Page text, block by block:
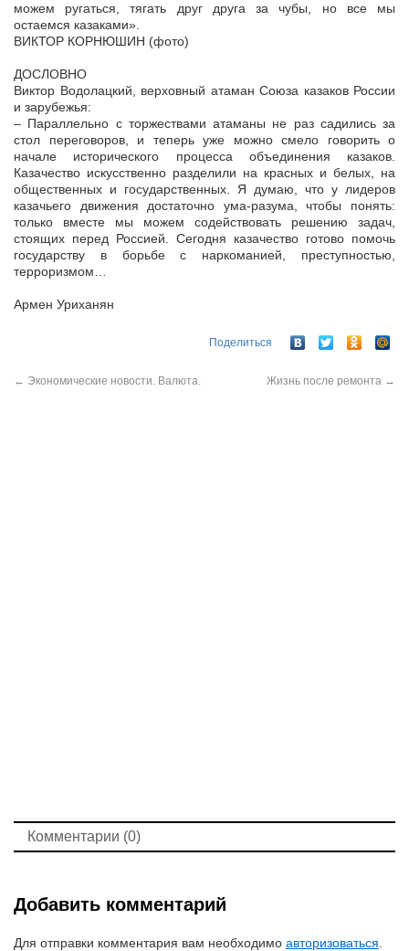
можем ругаться, тягать друг друга за чубы, но все мы
остаемся казаками».
ВИКТОР КОРНЮШИН (фото)
ДОСЛОВНО
Виктор Водолацкий, верховный атаман Союза казаков России
и зарубежья:
– Параллельно с торжествами атаманы не раз садились за
стол переговоров, и теперь уже можно смело говорить о
начале исторического процесса объединения казаков.
Казачество искусственно разделили на красных и белых, на
общественных и государственных. Я думаю, что у лидеров
казачьего движения достаточно ума-разума, чтобы понять:
только вместе мы можем содействовать решению задач,
стоящих перед Россией. Сегодня казачество готово помочь
государству в борьбе с наркоманией, преступностью,
терроризмом…
Армен Уриханян
Поделиться
← Экономические новости. Валюта. Жизнь после ремонта →
Комментарии (0)
Добавить комментарий
Для отправки комментария вам необходимо авторизоваться.